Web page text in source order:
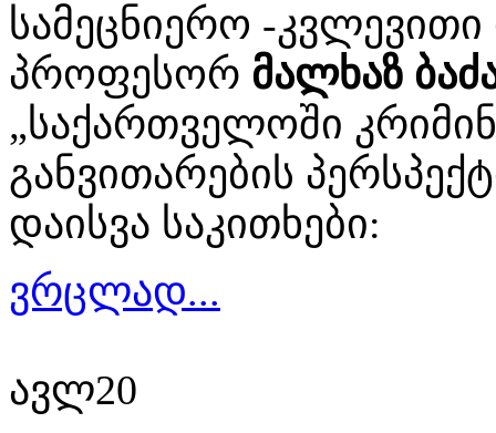
სამეცნიერო -
პროფესორ მალხაზ
„საქართველოში
განვითარების
დაისვა საკითხები:
ვრცლად...
ავლ20